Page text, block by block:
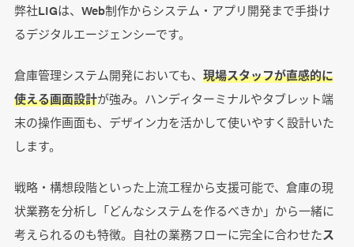
弊社LIGは、Web制作からシステム・アプリ開発まで手掛け
るデジタルエージェンシーです。
倉庫管理システム開発においても、 現場スタッフが直感的に
使える画面設計が強み。ハンディターミナルやタブレット端
末の操作画面も、デザイン力を活かして使いやすく設計いた
します。
戦略・構想段階といった上流工程から支援可能で、倉庫の現
状業務を分析し「どんなシステムを作るべきか」から一緒に
考えられるのも特徴。自社の業務フローに完全に合わせたス